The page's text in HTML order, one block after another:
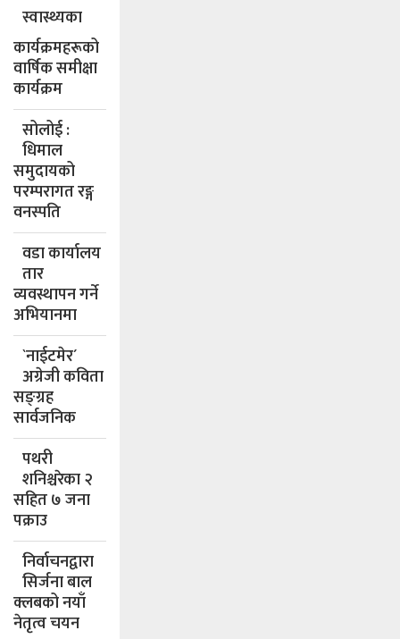
स्वास्थ्यका
कार्यक्रमहरूको
वार्षिक समीक्षा
कार्यक्रम
सोलोई :
धिमाल
समुदायको
परम्परागत रङ्ग
वनस्पति
वडा कार्यालय
तार
व्यवस्थापन गर्ने
अभियानमा
`नाईटमेर´
अग्रेजी कविता
सङ्ग्रह
सार्वजनिक
पथरी
शनिश्चरेका २
सहित ७ जना
पक्राउ
निर्वाचनद्वारा
सिर्जना बाल
क्लबको नयाँ
नेतृत्व चयन